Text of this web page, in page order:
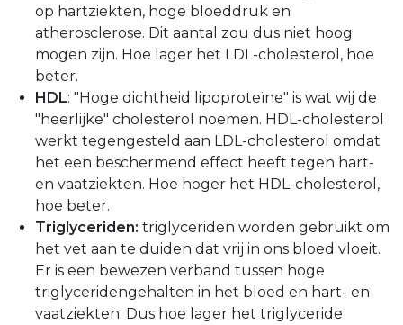
op hartziekten, hoge bloeddruk en
atherosclerose. Dit aantal zou dus niet hoog
mogen zijn. Hoe lager het LDL-cholesterol, hoe
beter.
HDL: "Hoge dichtheid lipoproteïne" is wat wij de
"heerlijke" cholesterol noemen. HDL-cholesterol
werkt tegengesteld aan LDL-cholesterol omdat
het een beschermend effect heeft tegen hart-
en vaatziekten. Hoe hoger het HDL-cholesterol,
hoe beter.
Triglyceriden: triglyceriden worden gebruikt om
het vet aan te duiden dat vrij in ons bloed vloeit.
Er is een bewezen verband tussen hoge
triglyceridengehalten in het bloed en hart- en
vaatziekten. Dus hoe lager het triglyceride